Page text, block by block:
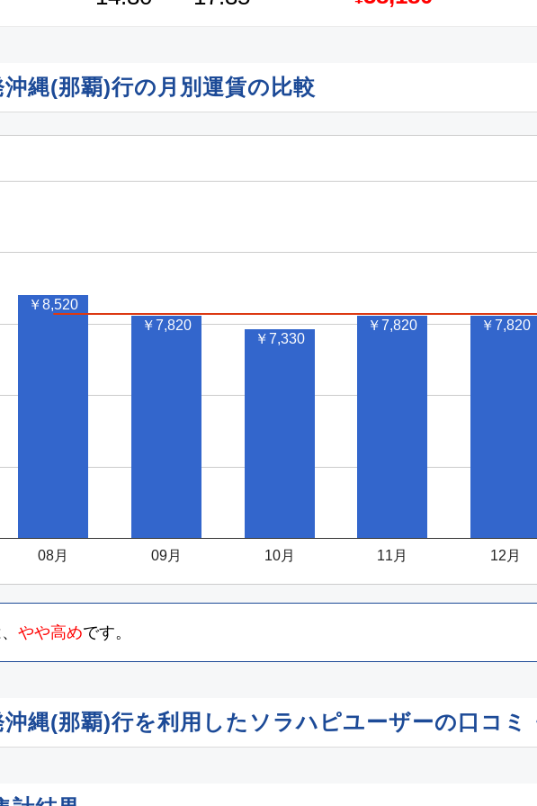
縄(那覇)行の月別運賃の比較
08月 09月 10月 11月 12月
￥8,520
￥7,820
￥7,330
￥7,820 ￥7,820
やや高めです。
縄(那覇)行を利用したソラハピユーザーの口コミ